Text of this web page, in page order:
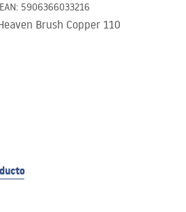
EAN: 5906366033216
Brush Copper 110